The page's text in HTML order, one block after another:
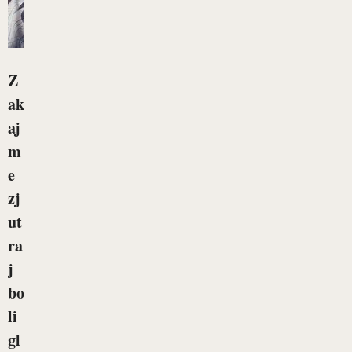
Z
ak
aj
m
e
zj
ut
ra
j
bo
li
gl